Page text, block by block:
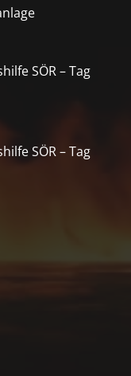
SÖR – Tag
SÖR – Tag